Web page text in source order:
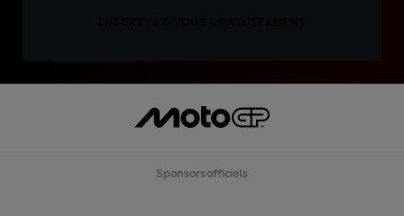
Sponsors officiels